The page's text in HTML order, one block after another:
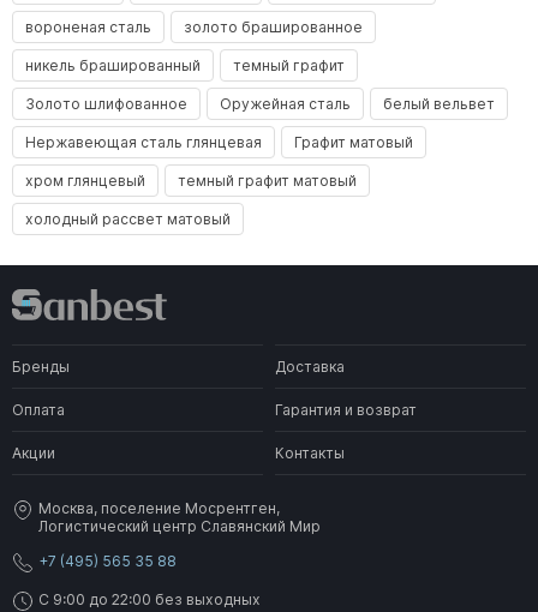
вороненая сталь золото брашированное
никель брашированный темный графит
Золото шлифованное Оружейная сталь белый вельвет
Нержавеющая сталь глянцевая Графит матовый
хром глянцевый темный графит матовый
холодный рассвет матовый
Бренды Доставка
Оплата Гарантия и возврат
Акции Контакты
Москва, поселение Мосрентген,
Логистический центр Славянский Мир
+7 (495) 565 35 88
C 9:00 до 22:00 без выходных